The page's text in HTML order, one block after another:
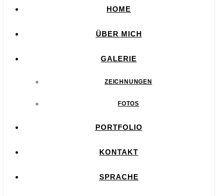
HOME
ÜBER MICH
GALERIE
ZEICHNUNGEN
FOTOS
PORTFOLIO
KONTAKT
SPRACHE